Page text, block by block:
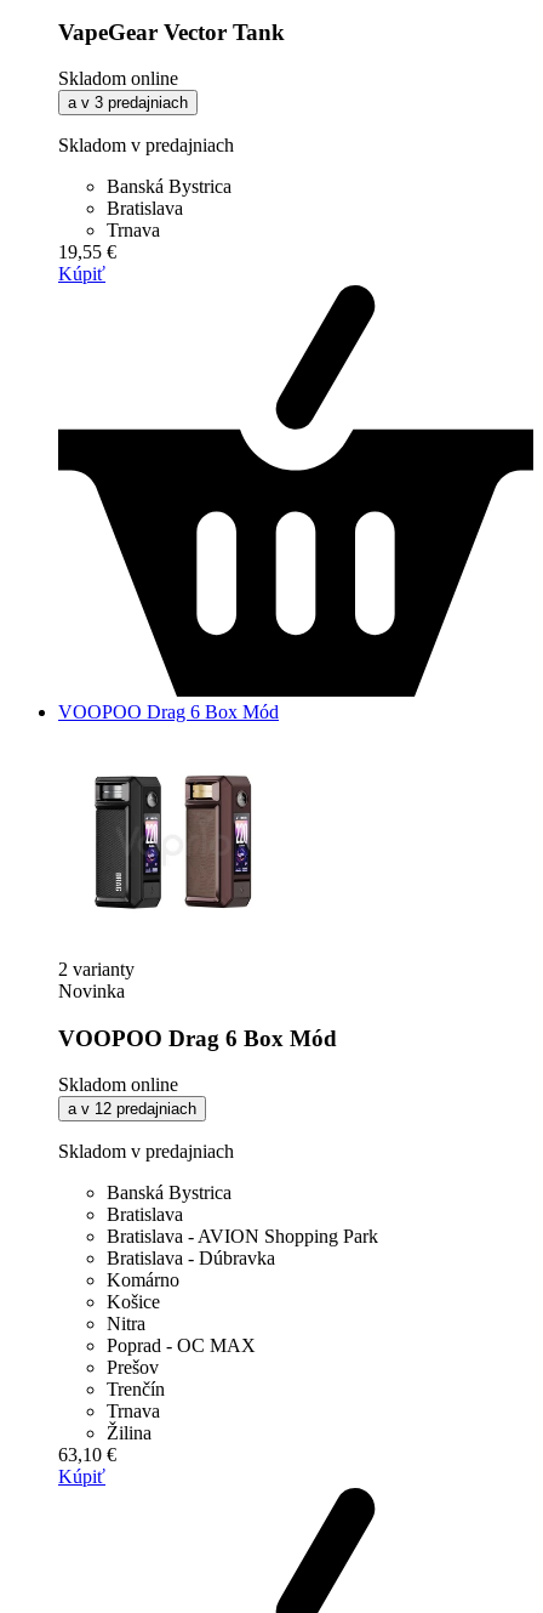
VapeGear Vector Tank
Skladom online
a v 3 predajniach
Skladom v predajniach
Banská Bystrica
Bratislava
Trnava
19,55 €
Kúpiť
VOOPOO Drag 6 Box Mód
2 varianty
Novinka
VOOPOO Drag 6 Box Mód
Skladom online
a v 12 predajniach
Skladom v predajniach
Banská Bystrica
Bratislava
Bratislava - AVION Shopping Park
Bratislava - Dúbravka
Komárno
Košice
Nitra
Poprad - OC MAX
Prešov
Trenčín
Trnava
Žilina
63,10 €
Kúpiť